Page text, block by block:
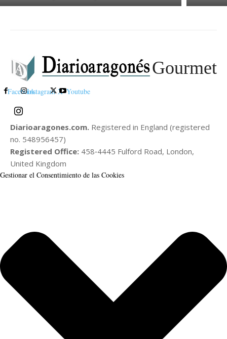
Gourmet
FacebookInstagram X Youtube
Diarioaragones.com. Registered in England (registered
no. 548956457)
Registered Office: 458‑4445 Fulford Road, London,
United Kingdom
Gestionar el Consentimiento de las Cookies